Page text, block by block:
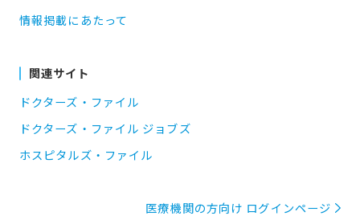
情報掲載にあたって
関連サイト
ドクターズ・ファイル
ドクターズ・ファイル ジョブズ
ホスピタルズ・ファイル
医療機関の方向け ログインページ